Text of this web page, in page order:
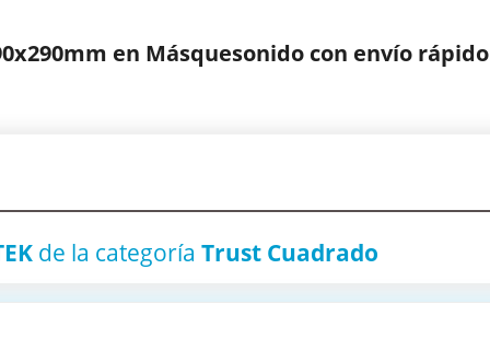
en Másquesonido con envío rápido
de la categoría Trust Cuadrado